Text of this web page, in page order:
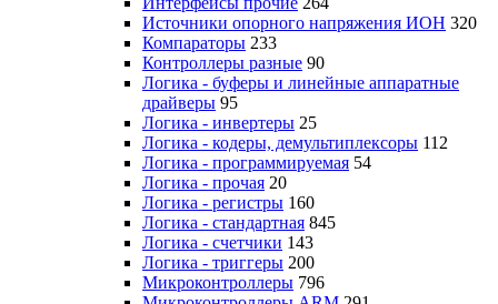
Источники опорного напряжения ИОН 320
Компараторы 233
Контроллеры разные 90
Логика - буферы и линейные аппаратные
драйверы 95
Логика - инвертеры 25
Логика - кодеры, демультиплексоры 112
Логика - программируемая 54
Логика - прочая 20
Логика - регистры 160
Логика - стандартная 845
Логика - счетчики 143
Логика - триггеры 200
Микроконтроллеры 796